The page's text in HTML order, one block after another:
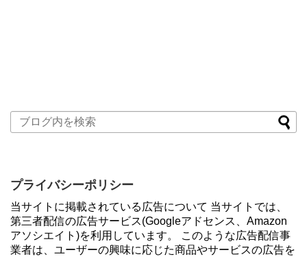
プライバシーポリシー
当サイトに掲載されている広告について 当サイトでは、
第三者配信の広告サービス(Googleアドセンス、Amazon
アソシエイト)を利用しています。 このような広告配信事
業者は、ユーザーの興味に応じた商品やサービスの広告を